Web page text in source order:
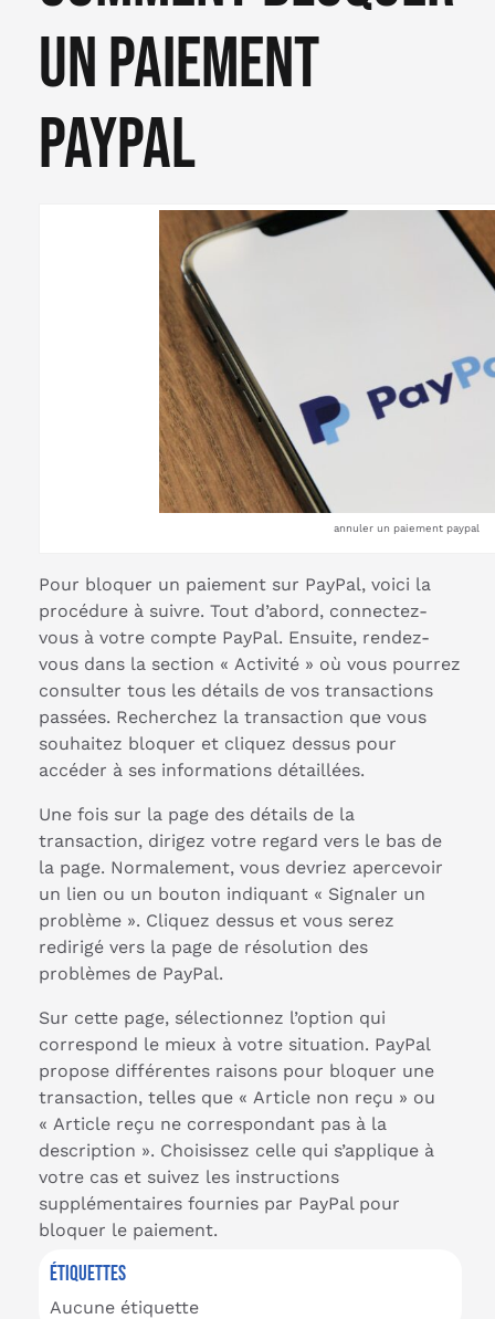
un paiement
paypal
annuler un paiement paypal
Pour bloquer un paiement sur PayPal, voici la
procédure à suivre. Tout d’abord, connectez-
vous à votre compte PayPal. Ensuite, rendez-
vous dans la section « Activité » où vous pourrez
consulter tous les détails de vos transactions
passées. Recherchez la transaction que vous
souhaitez bloquer et cliquez dessus pour
accéder à ses informations détaillées.
Une fois sur la page des détails de la
transaction, dirigez votre regard vers le bas de
la page. Normalement, vous devriez apercevoir
un lien ou un bouton indiquant « Signaler un
problème ». Cliquez dessus et vous serez
redirigé vers la page de résolution des
problèmes de PayPal.
Sur cette page, sélectionnez l’option qui
correspond le mieux à votre situation. PayPal
propose différentes raisons pour bloquer une
transaction, telles que « Article non reçu » ou
« Article reçu ne correspondant pas à la
description ». Choisissez celle qui s’applique à
votre cas et suivez les instructions
supplémentaires fournies par PayPal pour
bloquer le paiement.
ÉTIQUETTES
Aucune étiquette